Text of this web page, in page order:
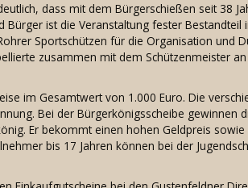
dass mit dem Bürgerschießen seit 38
ist die Veranstaltung fester Bestandteil
Sportschützen für die Organisation und
zusammen mit dem Schützenmeister
im Gesamtwert von 1.000 Euro. Die
Bei der Bürgerkönigsscheibe gewinnen
Er bekommt einen hohen Geldpreis sowie
bis 17 Jahren können bei der